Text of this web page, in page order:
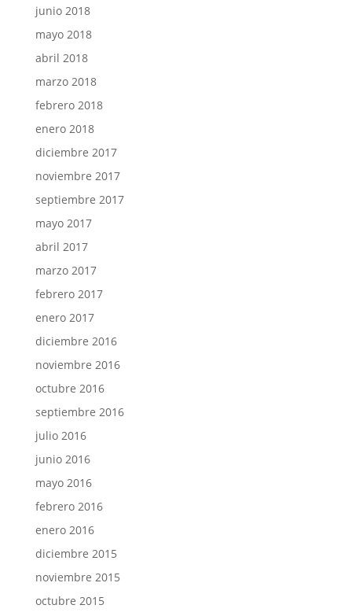
junio 2018
mayo 2018
abril 2018
marzo 2018
febrero 2018
enero 2018
diciembre 2017
noviembre 2017
septiembre 2017
mayo 2017
abril 2017
marzo 2017
febrero 2017
enero 2017
diciembre 2016
noviembre 2016
octubre 2016
septiembre 2016
julio 2016
junio 2016
mayo 2016
febrero 2016
enero 2016
diciembre 2015
noviembre 2015
octubre 2015